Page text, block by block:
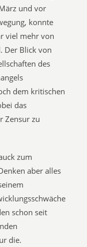
und vor
konnte
viel mehr von
Der Blick von
des
dem kritischen
das
Zensur zu
zum
aber alles
schon seit
die.